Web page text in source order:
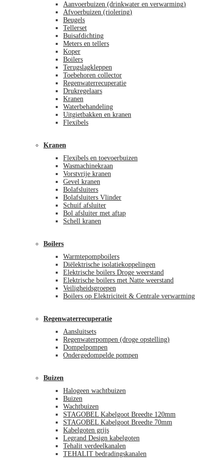
Aanvoerbuizen (drinkwater en verwarming)
Afvoerbuizen (riolering)
Beugels
Tellerset
Buisafdichting
Meters en tellers
Koper
Boilers
Terugslagkleppen
Toebehoren collector
Regenwaterrecuperatie
Drukregelaars
Kranen
Waterbehandeling
Uitgietbakken en kranen
Flexibels
Kranen
Flexibels en toevoerbuizen
Wasmachinekraan
Vorstvrije kranen
Gevel kranen
Bolafsluiters
Bolafsluiters Vlinder
Schuif afsluiter
Bol afsluiter met aftap
Schell kranen
Boilers
Warmtepompboilers
Diëlektrische isolatiekoppelingen
Elektrische boilers Droge weerstand
Elektrische boilers met Natte weerstand
Veiligheidsgroepen
Boilers op Elektriciteit & Centrale verwarming
Regenwaterrecuperatie
Aansluitsets
Regenwaterpompen (droge opstelling)
Dompelpompen
Ondergedompelde pompen
Buizen
Halogeen wachtbuizen
Buizen
Wachtbuizen
STAGOBEL Kabelgoot Breedte 120mm
STAGOBEL Kabelgoot Breedte 70mm
Kabelgoten grijs
Legrand Design kabelgoten
Tehalit verdeelkanalen
TEHALIT bedradingskanalen